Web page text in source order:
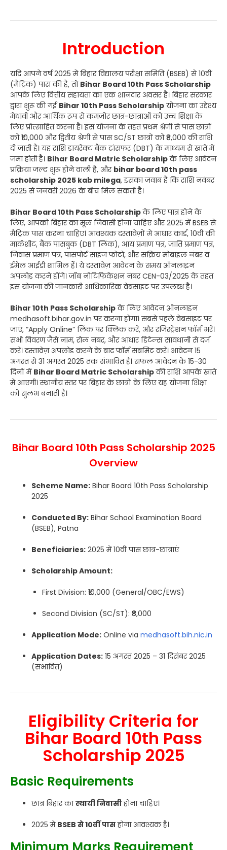
Introduction
यदि आपने वर्ष 2025 में बिहार विद्यालय परीक्षा समिति (BSEB) से 10वीं
(मैट्रिक) पास की है, तो Bihar Board 10th Pass Scholarship
आपके लिए वित्तीय सहायता का एक शानदार अवसर है। बिहार सरकार
द्वारा शुरू की गईBihar 10th Pass Scholarship योजना का उद्देश्य
मेधावी और आर्थिक रूप से कमजोर छात्र-छात्राओं को उच्च शिक्षा के
लिए प्रोत्साहित करना है। इस योजना के तहत प्रथम श्रेणी से पास छात्रों
को ₹10,000 और द्वितीय श्रेणी से पास SC/ST छात्रों को ₹8,000 की राशि
दी जाती है। यह राशि डायरेक्ट बैंक ट्रांसफर (DBT) के माध्यम से खाते में
जमा होती है। Bihar Board Matric Scholarshipके लिए आवेदन
प्रक्रिया जल्द शुरू होने वाली है, और bihar board 10th pass
scholarship 2025 kab milega, इसका जवाब है कि राशि नवंबर
2025 से जनवरी 2026 के बीच मिल सकती है।
Bihar Board 10th Pass Scholarshipके लिए पात्र होने के
लिए, आपको बिहार का मूल निवासी होना चाहिए और 2025 में BSEB से
मैट्रिक पास करना चाहिए। आवश्यक दस्तावेज़ों में आधार कार्ड, 10वीं की
मार्कशीट, बैंक पासबुक (DBT लिंक), आय प्रमाण पत्र, जाति प्रमाण पत्र,
निवास प्रमाण पत्र, पासपोर्ट साइज फोटो, और सक्रिय मोबाइल नंबर व
ईमेल आईडी शामिल हैं। ये दस्तावेज़ आवेदन के समय ऑनलाइन
अपलोड करने होंगे। जॉब नोटिफिकेशन नंबर CEN-03/2025 के तहत
इस योजना की जानकारी आधिकारिक वेबसाइट पर उपलब्ध है।
Bihar 10th Pass Scholarshipके लिए आवेदन ऑनलाइन
medhasoft.bihar.gov.in पर करना होगा। सबसे पहले वेबसाइट पर
जाएं, “Apply Online” लिंक पर क्लिक करें, और रजिस्ट्रेशन फॉर्म भरें।
सभी विवरण जैसे नाम, रोल नंबर, और आधार डिटेल्स सावधानी से दर्ज
करें। दस्तावेज़ अपलोड करने के बाद फॉर्म सबमिट करें। आवेदन 15
अगस्त से 31 अगस्त 2025 तक संभावित है। सफल आवेदन के 15-30
दिनों में Bihar Board Matric Scholarshipकी राशि आपके खाते
में आएगी। स्थानीय स्तर पर बिहार के छात्रों के लिए यह योजना शिक्षा
को सुलभ बनाती है।
Bihar Board 10th Pass Scholarship 2025
Overview
Scheme Name: Bihar Board 10th Pass Scholarship
2025
Conducted By: Bihar School Examination Board
(BSEB), Patna
Beneficiaries: 2025 में 10वीं पास छात्र-छात्राएं
Scholarship Amount:
First Division: ₹10,000 (General/OBC/EWS)
Second Division (SC/ST): ₹8,000
Application Mode: Online via medhasoft.bih.nic.in
Application Dates: 15 अगस्त 2025 – 31 दिसंबर 2025
(संभावित)
Eligibility Criteria for
Bihar Board 10th Pass
Scholarship 2025
Basic Requirements
छात्र बिहार कास्थायी निवासीहोना चाहिए।
2025 में BSEB से 10वीं पासहोना आवश्यक है।